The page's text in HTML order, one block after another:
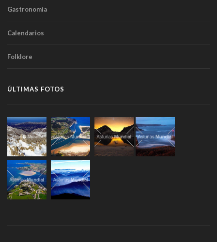
Gastronomía
Calendarios
Folklore
ÚLTIMAS FOTOS